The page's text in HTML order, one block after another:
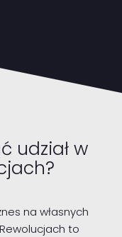
udział w
na własnych
to